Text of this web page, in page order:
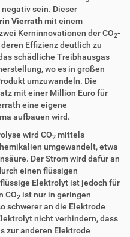
negativ sein. Dieser
Vierrath mit einem
Kerninnovationen der CO2-
Effizienz deutlich zu
schädliche Treibhausgas
wo es in großen
umzuwandeln. Die
mit einer Million Euro für
eine eigene
aufbauen wird.
wird CO2 mittels
umgewandelt, etwa
Der Strom wird dafür an
einen flüssigen
Elektrolyt ist jedoch für
CO2 ist nur in geringen
schwerer an die Elektrode
nicht verhindern, dass
zur anderen Elektrode